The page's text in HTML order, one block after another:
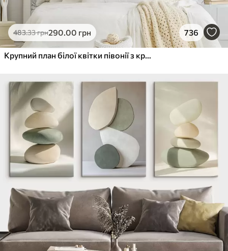
483.33грн290.00 грн 736
Крупний план білої квітки півонії з крапельками води на пелюстках на розмитому фоні